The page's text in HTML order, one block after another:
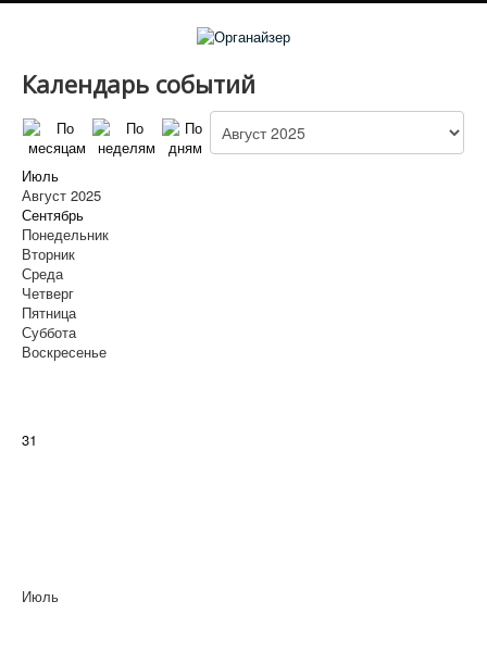
Календарь событий
Июль
Август 2025
Сентябрь
Понедельник
Вторник
Среда
Четверг
Пятница
Суббота
Воскресенье
31
Июль